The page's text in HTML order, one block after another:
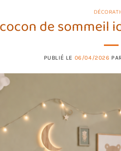
de sommeil
PUBLIÉ LE 06/04/2026